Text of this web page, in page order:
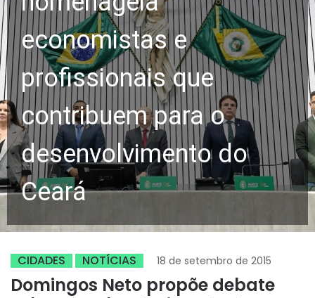
economistas e
profissionais que
contribuem para o
desenvolvimento do
Ceará
CIDADES NOTÍCIAS 18 de setembro de 2015
Domingos Neto propõe debate